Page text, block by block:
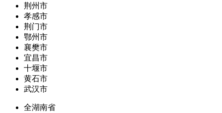
荆州市
孝感市
荆门市
鄂州市
襄樊市
宜昌市
十堰市
黄石市
武汉市
全湖南省